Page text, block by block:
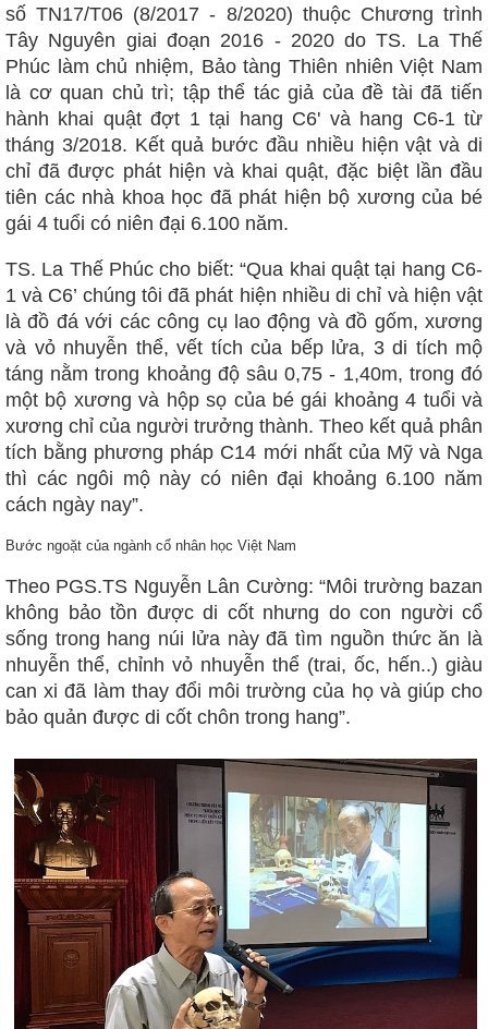
số TN17/T06 (8/2017 - 8/2020) thuộc Chương trình
Tây Nguyên giai đoạn 2016 - 2020 do TS. La Thế
Phúc làm chủ nhiệm, Bảo tàng Thiên nhiên Việt Nam
là cơ quan chủ trì; tập thể tác giả của đề tài đã tiến
hành khai quật đợt 1 tại hang C6' và hang C6-1 từ
tháng 3/2018. Kết quả bước đầu nhiều hiện vật và di
chỉ đã được phát hiện và khai quật, đặc biệt lần đầu
tiên các nhà khoa học đã phát hiện bộ xương của bé
gái 4 tuổi có niên đại 6.100 năm.
TS. La Thế Phúc cho biết: “Qua khai quật tại hang C6-
1 và C6’ chúng tôi đã phát hiện nhiều di chỉ và hiện vật
là đồ đá với các công cụ lao động và đồ gốm, xương
và vỏ nhuyễn thể, vết tích của bếp lửa, 3 di tích mộ
táng nằm trong khoảng độ sâu 0,75 - 1,40m, trong đó
một bộ xương và hộp sọ của bé gái khoảng 4 tuổi và
xương chỉ của người trưởng thành. Theo kết quả phân
tích bằng phương pháp C14 mới nhất của Mỹ và Nga
thì các ngôi mộ này có niên đại khoảng 6.100 năm
cách ngày nay”.
Bước ngoặt của ngành cổ nhân học Việt Nam
Theo PGS.TS Nguyễn Lân Cường: “Môi trường bazan
không bảo tồn được di cốt nhưng do con người cổ
sống trong hang núi lửa này đã tìm nguồn thức ăn là
nhuyễn thể, chỉnh vỏ nhuyễn thể (trai, ốc, hến..) giàu
can xi đã làm thay đổi môi trường của họ và giúp cho
bảo quản được di cốt chôn trong hang”.